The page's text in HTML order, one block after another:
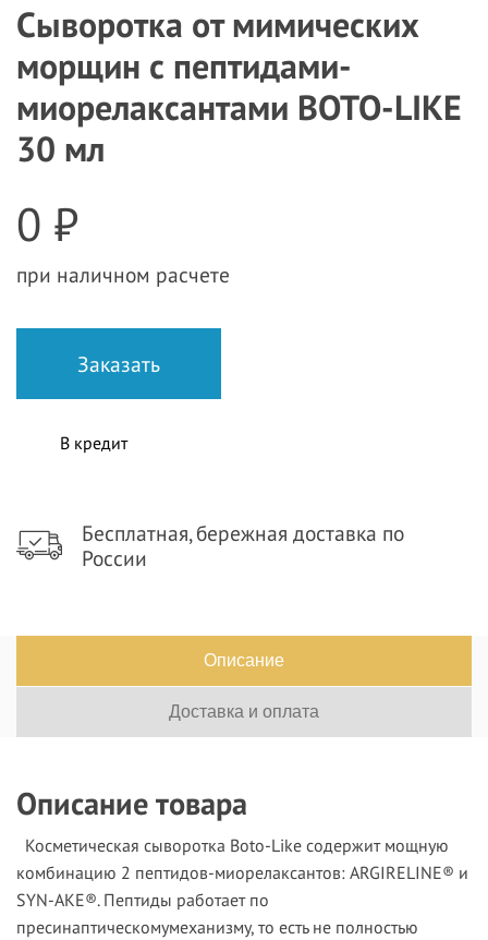
Сыворотка от мимических
морщин с пептидами-
миорелаксантами BOTO-LIKE
30 мл
0 ₽
при наличном расчете
В кредит
Бесплатная, бережная доставка по
России
Описание
Доставка и оплата
Описание товара
Косметическая сыворотка Boto-Like содержит мощную
комбинацию 2 пептидов-миорелаксантов: ARGIRELINE® и
SYN-AKE®. Пептиды работает по
пресинаптическомумеханизму, то есть не полностью